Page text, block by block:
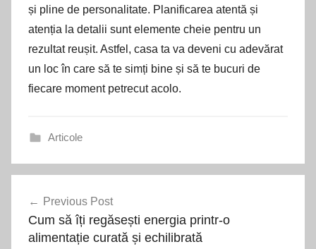
și pline de personalitate. Planificarea atentă și
atenția la detalii sunt elemente cheie pentru un
rezultat reușit. Astfel, casa ta va deveni cu adevărat
un loc în care să te simți bine și să te bucuri de
fiecare moment petrecut acolo.
Articole
articole
Previous Post
Cum să îți regăsești energia printr-o
alimentație curată și echilibrată